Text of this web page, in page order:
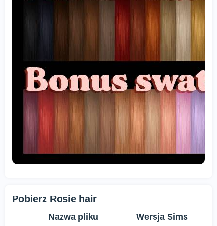
Pobierz Rosie hair
Nazwa pliku Wersja Sims